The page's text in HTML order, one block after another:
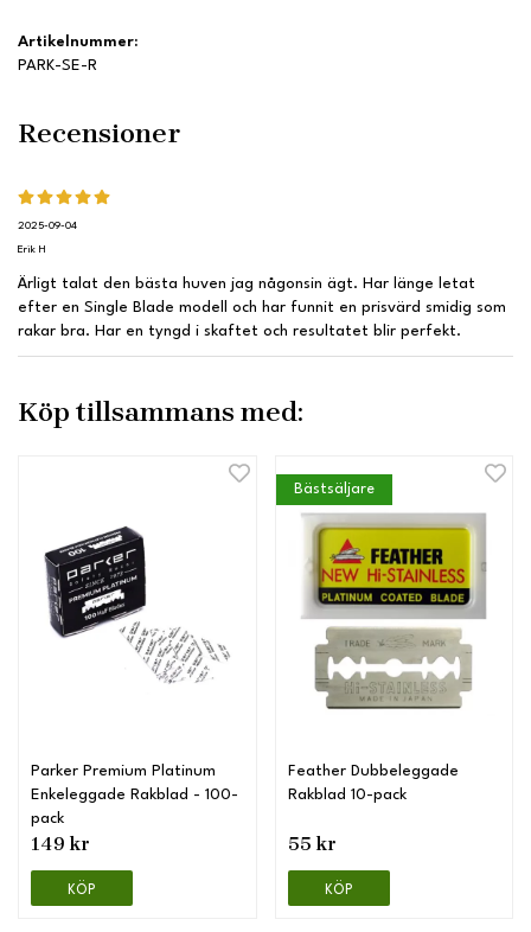
Artikelnummer:
PARK-SE-R
Recensioner
2025-09-04
Erik H
Ärligt talat den bästa huven jag någonsin ägt. Har länge letat
efter en Single Blade modell och har funnit en prisvärd smidig som
rakar bra. Har en tyngd i skaftet och resultatet blir perfekt.
Köp tillsammans med:
Parker Premium Platinum
Enkeleggade Rakblad - 100-
pack
149 kr
KÖP
Bästsäljare
Feather Dubbeleggade
Rakblad 10-pack
55 kr
KÖP